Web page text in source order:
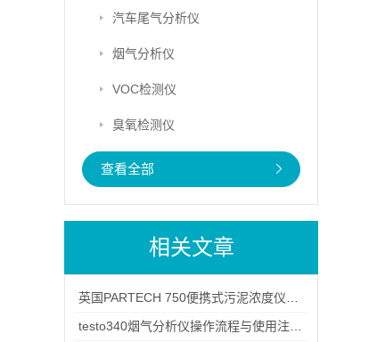
汽车尾气分析仪
烟气分析仪
VOC检测仪
臭氧检测仪
查看全部
相关文章